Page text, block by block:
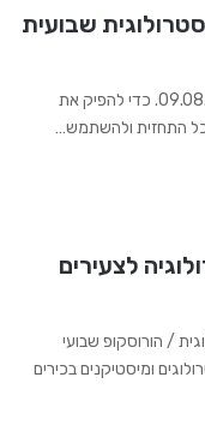
שבועית
הורוסקופ שבועי דגים מעודכן ל – 09.08.26-15.08.26. כדי להפיק את
כל התחזית ולהשתמש…
לצעירים
/ הורוסקופ שבועי
ומיסטיקנים בכירים